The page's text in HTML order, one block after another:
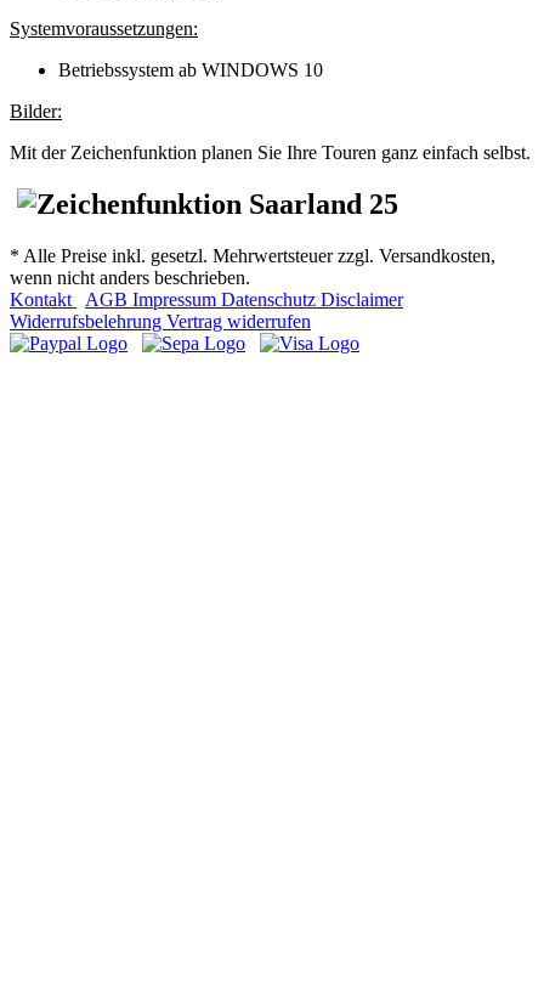
Systemvoraussetzungen:
Betriebssystem ab WINDOWS 10
Bilder:
Mit der Zeichenfunktion planen Sie Ihre Touren ganz einfach selbst.
* Alle Preise inkl. gesetzl. Mehrwertsteuer zzgl. Versandkosten,
wenn nicht anders beschrieben.
Kontakt
AGB Impressum Datenschutz Disclaimer
Widerrufsbelehrung Vertrag widerrufen